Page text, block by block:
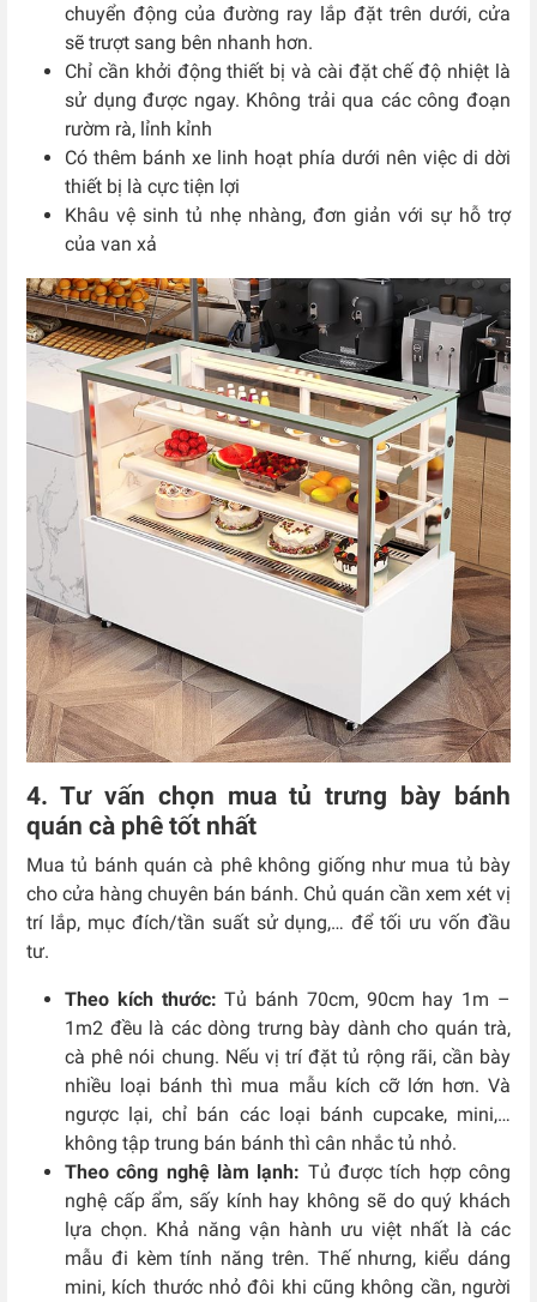
chuyển động của đường ray lắp đặt trên dưới, cửa
sẽ trượt sang bên nhanh hơn.
Chỉ cần khởi động thiết bị và cài đặt chế độ nhiệt là
sử dụng được ngay. Không trải qua các công đoạn
rườm rà, lỉnh kỉnh
Có thêm bánh xe linh hoạt phía dưới nên việc di dời
thiết bị là cực tiện lợi
Khâu vệ sinh tủ nhẹ nhàng, đơn giản với sự hỗ trợ
của van xả
4. Tư vấn chọn mua tủ trưng bày bánh
quán cà phê tốt nhất
Mua tủ bánh quán cà phê không giống như mua tủ bày
cho cửa hàng chuyên bán bánh. Chủ quán cần xem xét vị
trí lắp, mục đích/tần suất sử dụng,… để tối ưu vốn đầu
tư.
Theo kích thước: Tủ bánh 70cm, 90cm hay 1m –
1m2 đều là các dòng trưng bày dành cho quán trà,
cà phê nói chung. Nếu vị trí đặt tủ rộng rãi, cần bày
nhiều loại bánh thì mua mẫu kích cỡ lớn hơn. Và
ngược lại, chỉ bán các loại bánh cupcake, mini,…
không tập trung bán bánh thì cân nhắc tủ nhỏ.
Theo công nghệ làm lạnh: Tủ được tích hợp công
nghệ cấp ẩm, sấy kính hay không sẽ do quý khách
lựa chọn. Khả năng vận hành ưu việt nhất là các
mẫu đi kèm tính năng trên. Thế nhưng, kiểu dáng
mini, kích thước nhỏ đôi khi cũng không cần, người